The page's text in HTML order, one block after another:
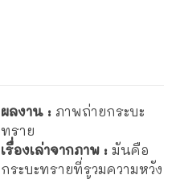
ผลงาน : ภาพถ่ายกระบะ
ทราย
เรื่องเล่าจากภาพ : มันคือ
กระบะทรายที่รวมความหวัง